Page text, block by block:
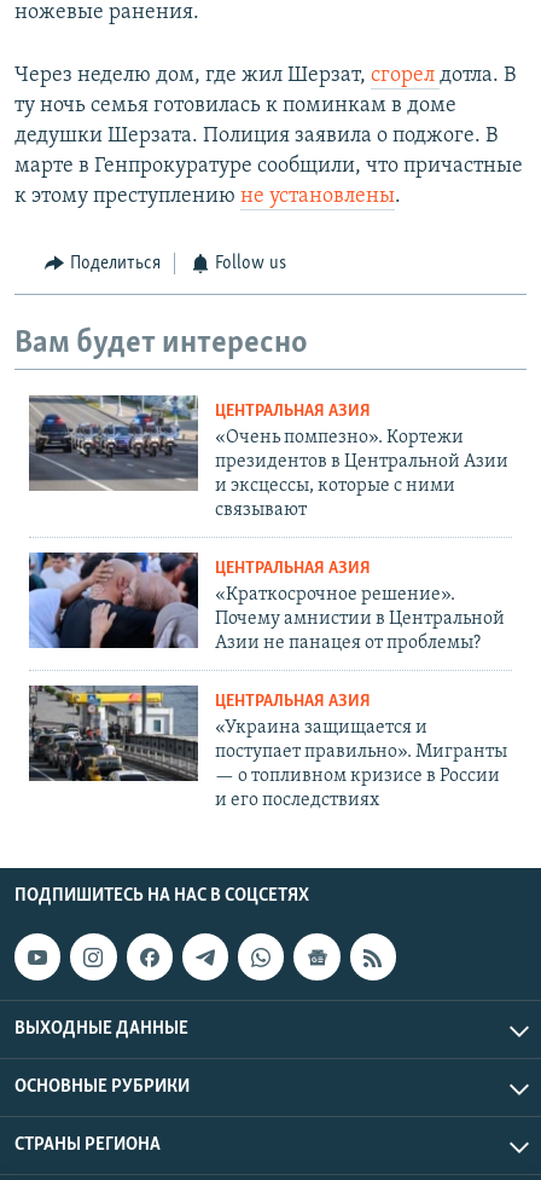
ножевые ранения.
Через неделю дом, где жил Шерзат, сгорел дотла. В
ту ночь семья готовилась к поминкам в доме
дедушки Шерзата. Полиция заявила о поджоге. В
марте в Генпрокуратуре сообщили, что причастные
к этому преступлению не установлены.
Поделиться Follow us
Вам будет интересно
ЦЕНТРАЛЬНАЯ АЗИЯ
«Очень помпезно». Кортежи
президентов в Центральной Азии
и эксцессы, которые с ними
связывают
ЦЕНТРАЛЬНАЯ АЗИЯ
«Краткосрочное решение».
Почему амнистии в Центральной
Азии не панацея от проблемы?
ЦЕНТРАЛЬНАЯ АЗИЯ
«Украина защищается и
поступает правильно». Мигранты
— о топливном кризисе в России
и его последствиях
ПОДПИШИТЕСЬ НА НАС В СОЦСЕТЯХ
ВЫХОДНЫЕ ДАННЫЕ
ОСНОВНЫЕ РУБРИКИ
СТРАНЫ РЕГИОНА